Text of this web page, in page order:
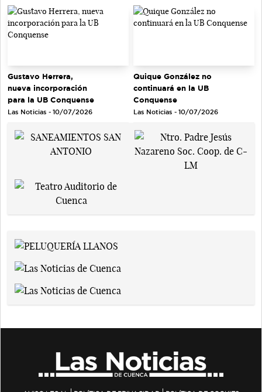
Gustavo Herrera,
nueva incorporación
para la UB Conquense
Las Noticias - 10/07/2026
Quique González no
continuará en la UB
Conquense
Las Noticias - 10/07/2026